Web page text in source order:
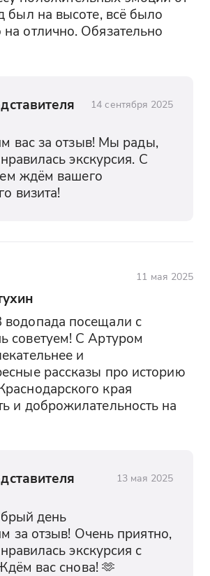
был на высоте, всё было
на отлично. Обязательно
14 сентября 2025
вас за отзыв! Мы рады,
экскурсия. С
ждём вашего
визита!
11 мая 2025
водопада посещали с
советуем! С Артуром
и
рассказы про историю
края
и доброжилательность на
13 мая 2025
день
за отзыв! Очень приятно,
экскурсия с
вас снова! 🫶